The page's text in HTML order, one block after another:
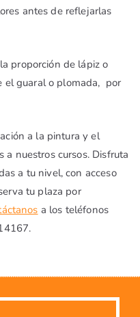
antes de reflejarlas
proporción de lápiz o
el guaral o plomada, por
a la pintura y el
a nuestros cursos. Disfruta
a tu nivel, con acceso
tu plaza por
a los teléfonos